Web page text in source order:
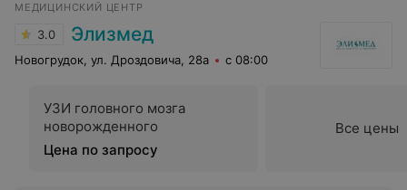
МЕДИЦИНСКИЙ ЦЕНТР
3.0 Элизмед
Новогрудок, ул. Дроздовича, 28а с 08:00
УЗИ головного мозга
новорожденного
Цена по запросу
Все цены